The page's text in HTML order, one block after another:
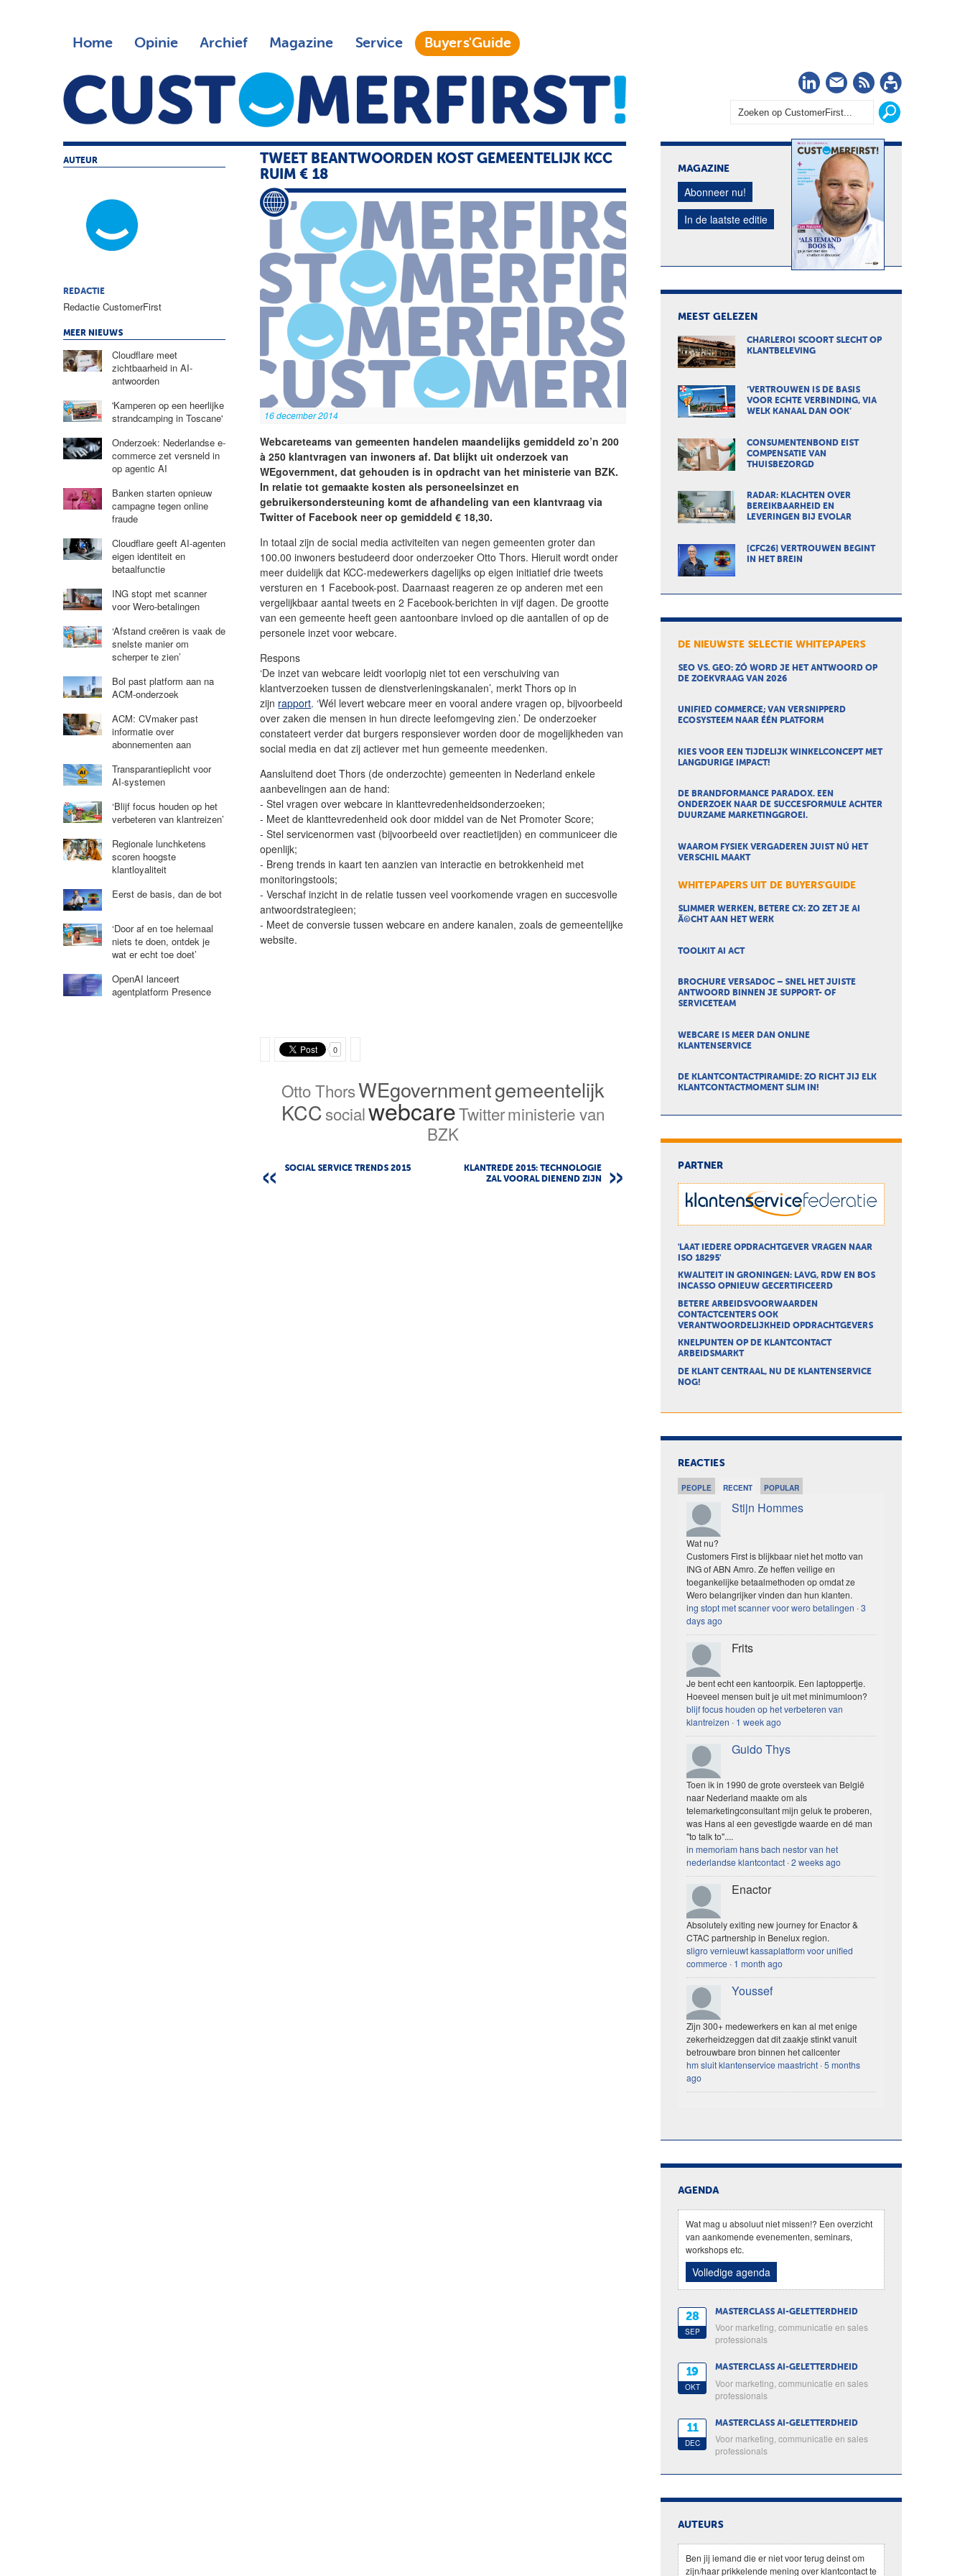
Home Opinie Archief Magazine Service Buyers'Guide
LinkedIn
Nieuwsbrief
RSS
TWEET BEANTWOORDEN KOST GEMEENTELIJK KCC
RUIM € 18
16 december 2014
Webcareteams van gemeenten handelen maandelijks gemiddeld zo’n 200
à 250 klantvragen van inwoners af. Dat blijkt uit onderzoek van
WEgovernment, dat gehouden is in opdracht van het ministerie van BZK.
In relatie tot gemaakte kosten als personeelsinzet en
gebruikersondersteuning komt de afhandeling van een klantvraag via
Twitter of Facebook neer op gemiddeld € 18,30.
In totaal zijn de social media activiteiten van negen gemeenten groter dan
100.00 inwoners bestudeerd door onderzoeker Otto Thors. Hieruit wordt onder
meer duidelijk dat KCC-medewerkers dagelijks op eigen initiatief drie tweets
versturen en 1 Facebook-post. Daarnaast reageren ze op anderen met een
vergelijkbaar aantal tweets en 2 Facebook-berichten in vijf dagen. De grootte
van een gemeente heeft geen aantoonbare invloed op die aantallen of op de
personele inzet voor webcare.
Respons
‘De inzet van webcare leidt voorlopig niet tot een verschuiving van
klantverzoeken tussen de dienstverleningskanalen’, merkt Thors op in
zijn rapport. ‘Wél levert webcare meer en vooral andere vragen op, bijvoorbeeld
over zaken die mensen in hun directe leefomgeving zien.’ De onderzoeker
constateert verder dat burgers responsiever worden door de mogelijkheden van
social media en dat zij actiever met hun gemeente meedenken.
Aansluitend doet Thors (de onderzochte) gemeenten in Nederland enkele
aanbevelingen aan de hand:
- Stel vragen over webcare in klanttevredenheidsonderzoeken;
- Meet de klanttevredenheid ook door middel van de Net Promoter Score;
- Stel servicenormen vast (bijvoorbeeld over reactietijden) en communiceer die
openlijk;
- Breng trends in kaart ten aanzien van interactie en betrokkenheid met
monitoringstools;
- Verschaf inzicht in de relatie tussen veel voorkomende vragen en succesvolle
antwoordstrategieen;
- Meet de conversie tussen webcare en andere kanalen, zoals de gemeentelijke
website.
0
Otto ThorsWEgovernmentgemeentelijk
KCCsocialwebcareTwitterministerie van
BZK
SOCIAL SERVICE TRENDS 2015
KLANTREDE 2015: TECHNOLOGIE
ZAL VOORAL DIENEND ZIJN
AUTEUR
REDACTIE
Redactie CustomerFirst
MEER NIEUWS
Cloudflare meet
zichtbaarheid in AI-
antwoorden
'Kamperen op een heerlijke
strandcamping in Toscane'
Onderzoek: Nederlandse e-
commerce zet versneld in
op agentic AI
Banken starten opnieuw
campagne tegen online
fraude
Cloudflare geeft AI-agenten
eigen identiteit en
betaalfunctie
ING stopt met scanner
voor Wero-betalingen
‘Afstand creëren is vaak de
snelste manier om
scherper te zien’
Bol past platform aan na
ACM-onderzoek
ACM: CVmaker past
informatie over
abonnementen aan
Transparantieplicht voor
AI-systemen
‘Blijf focus houden op het
verbeteren van klantreizen’
Regionale lunchketens
scoren hoogste
klantloyaliteit
Eerst de basis, dan de bot
‘Door af en toe helemaal
niets te doen, ontdek je
wat er echt toe doet’
OpenAI lanceert
agentplatform Presence
MAGAZINE
Abonneer nu!
In de laatste editie
MEEST GELEZEN
CHARLEROI SCOORT SLECHT OP
KLANTBELEVING
‘VERTROUWEN IS DE BASIS
VOOR ECHTE VERBINDING, VIA
WELK KANAAL DAN OOK’
CONSUMENTENBOND EIST
COMPENSATIE VAN
THUISBEZORGD
RADAR: KLACHTEN OVER
BEREIKBAARHEID EN
LEVERINGEN BIJ EVOLAR
[CFC26] VERTROUWEN BEGINT
IN HET BREIN
DE NIEUWSTE SELECTIE WHITEPAPERS
SEO VS. GEO: ZÓ WORD JE HET ANTWOORD OP
DE ZOEKVRAAG VAN 2026
UNIFIED COMMERCE; VAN VERSNIPPERD
ECOSYSTEEM NAAR ÉÉN PLATFORM
KIES VOOR EEN TIJDELIJK WINKELCONCEPT MET
LANGDURIGE IMPACT!
DE BRANDFORMANCE PARADOX. EEN
ONDERZOEK NAAR DE SUCCESFORMULE ACHTER
DUURZAME MARKETINGGROEI.
WAAROM FYSIEK VERGADEREN JUIST NÚ HET
VERSCHIL MAAKT
WHITEPAPERS UIT DE BUYERS'GUIDE
SLIMMER WERKEN, BETERE CX: ZO ZET JE AI
Ã©CHT AAN HET WERK
TOOLKIT AI ACT
BROCHURE VERSADOC – SNEL HET JUISTE
ANTWOORD BINNEN JE SUPPORT- OF
SERVICETEAM
WEBCARE IS MEER DAN ONLINE
KLANTENSERVICE
DE KLANTCONTACTPIRAMIDE: ZO RICHT JIJ ELK
KLANTCONTACTMOMENT SLIM IN!
PARTNER
'LAAT IEDERE OPDRACHTGEVER VRAGEN NAAR
ISO 18295'
KWALITEIT IN GRONINGEN: LAVG, RDW EN BOS
INCASSO OPNIEUW GECERTIFICEERD
BETERE ARBEIDSVOORWAARDEN
CONTACTCENTERS OOK
VERANTWOORDELIJKHEID OPDRACHTGEVERS
KNELPUNTEN OP DE KLANTCONTACT
ARBEIDSMARKT
DE KLANT CENTRAAL, NU DE KLANTENSERVICE
NOG!
REACTIES
PEOPLE RECENT POPULAR
Stijn Hommes
Wat nu?
Customers First is blijkbaar niet het motto van
ING of ABN Amro. Ze heffen veilige en
toegankelijke betaalmethoden op omdat ze
Wero belangrijker vinden dan hun klanten.
ing stopt met scanner voor wero betalingen ·3
days ago
Frits
Je bent echt een kantoorpik. Een laptoppertje.
Hoeveel mensen buit je uit met minimumloon?
blijf focus houden op het verbeteren van
klantreizen · 1 week ago
Guido Thys
Toen ik in 1990 de grote oversteek van België
naar Nederland maakte om als
telemarketingconsultant mijn geluk te proberen,
was Hans al een gevestigde waarde en dé man
"to talk to"....
in memoriam hans bach nestor van het
nederlandse klantcontact ·2 weeks ago
Enactor
Absolutely exiting new journey for Enactor &
CTAC partnership in Benelux region.
sligro vernieuwt kassaplatform voor unified
commerce · 1 month ago
Youssef
Zijn 300+ medewerkers en kan al met enige
zekerheidzeggen dat dit zaakje stinkt vanuit
betrouwbare bron binnen het callcenter
hm sluit klantenservice maastricht ·5 months
ago
AGENDA
Wat mag u absoluut niet missen!? Een overzicht
van aankomende evenementen, seminars,
workshops etc.
Volledige agenda
28
SEP
MASTERCLASS AI-GELETTERDHEID
Voor marketing, communicatie en sales
professionals
19
OKT
MASTERCLASS AI-GELETTERDHEID
Voor marketing, communicatie en sales
professionals
11
DEC
MASTERCLASS AI-GELETTERDHEID
Voor marketing, communicatie en sales
professionals
AUTEURS
Ben jij iemand die er niet voor terug deinst om
zijn/haar prikkelende mening over klantcontact te